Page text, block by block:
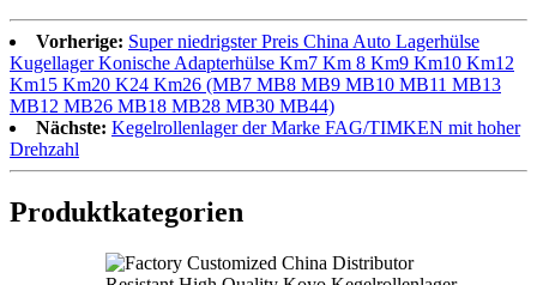
Vorherige: Super niedrigster Preis China Auto Lagerhülse
Kugellager Konische Adapterhülse Km7 Km 8 Km9 Km10 Km12
Km15 Km20 K24 Km26 (MB7 MB8 MB9 MB10 MB11 MB13
MB12 MB26 MB18 MB28 MB30 MB44)
Nächste: Kegelrollenlager der Marke FAG/TIMKEN mit hoher
Drehzahl
Produktkategorien